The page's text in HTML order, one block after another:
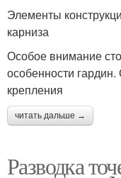
Элементы
карниза
Особое внимание
особенности гардин.
крепления
читать дальше →
Разводка